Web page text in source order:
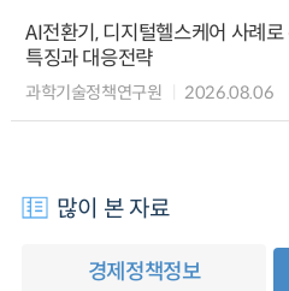
AI전환기, 디지털헬스케어 사례
특징과 대응전략
과학기술정책연구원 2026.08.06
많이 본 자료
경제정책정보